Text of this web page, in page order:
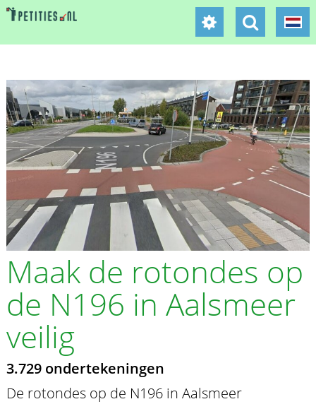
Maak de rotondes op
de N196 in Aalsmeer
veilig
3.729 ondertekeningen
De rotondes op de N196 in Aalsmeer